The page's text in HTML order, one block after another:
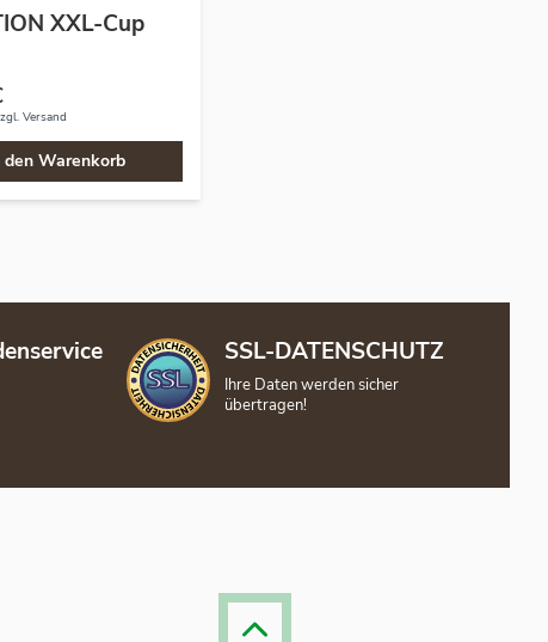
XXL-Cup
Versand
den Warenkorb
SSL-DATENSCHUTZ
Ihre Daten werden sicher
übertragen!